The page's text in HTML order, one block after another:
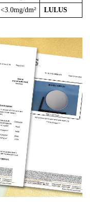
<3.0mg/dm² LULUS